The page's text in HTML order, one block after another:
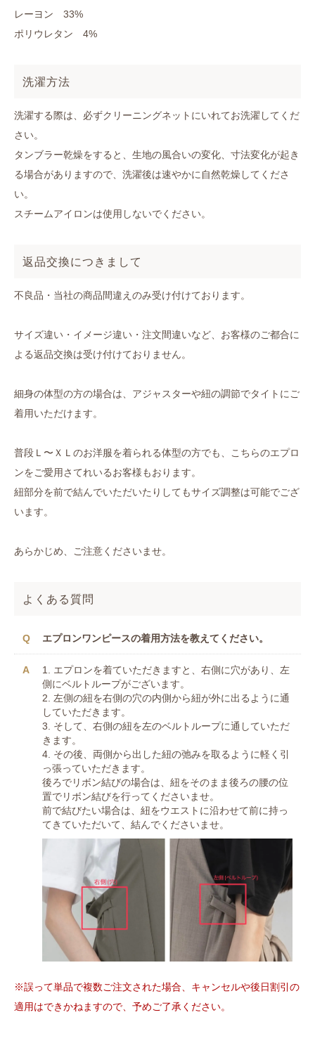
レーヨン 33%
ポリウレタン 4%
洗濯方法
洗濯する際は、必ずクリーニングネットにいれてお洗濯してくだ
さい。
タンブラー乾燥をすると、生地の風合いの変化、寸法変化が起き
る場合がありますので、洗濯後は速やかに自然乾燥してくださ
い。
スチームアイロンは使用しないでください。
返品交換につきまして
不良品・当社の商品間違えのみ受け付けております。
サイズ違い・イメージ違い・注文間違いなど、お客様のご都合に
よる返品交換は受け付けておりません。
細身の体型の方の場合は、アジャスターや紐の調節でタイトにご
着用いただけます。
普段Ｌ〜ＸＬのお洋服を着られる体型の方でも、こちらのエプロ
ンをご愛用さてれいるお客様もおります。
紐部分を前で結んでいただいたりしてもサイズ調整は可能でござ
います。
あらかじめ、ご注意くださいませ。
よくある質問
エプロンワンピースの着用方法を教えてください。
1. エプロンを着ていただきますと、右側に穴があり、左
側にベルトループがございます。
2. 左側の紐を右側の穴の内側から紐が外に出るように通
していただきます。
3. そして、右側の紐を左のベルトループに通していただ
きます。
4. その後、両側から出した紐の弛みを取るように軽く引
っ張っていただきます。
後ろでリボン結びの場合は、紐をそのまま後ろの腰の位
置でリボン結びを行ってくださいませ。
前で結びたい場合は、紐をウエストに沿わせて前に持っ
てきていただいて、結んでくださいませ。
※誤って単品で複数ご注文された場合、キャンセルや後日割引の
適用はできかねますので、予めご了承ください。